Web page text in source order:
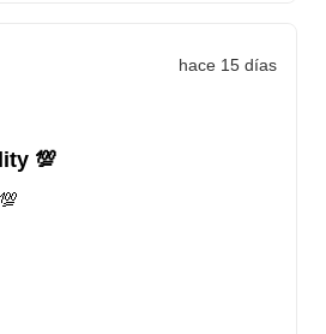
hace 15 días
💯